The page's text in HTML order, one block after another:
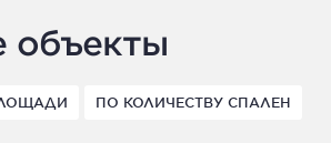
объекты
ПО КОЛИЧЕСТВУ СПАЛЕН